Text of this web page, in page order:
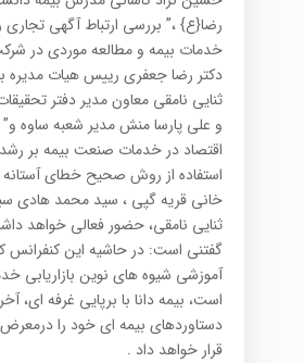
رضا{ع} ،” بررسی ارتباط آگهی
خدمات بیمه و مطالعه موردی در
دکتر رضا جعفری رییس هیات مدیره
ثنایی نامقی معاون مدیر دفتر
و علی پارسا منش مدیر شعبه ساوه و”
اقتصاد در خدمات صنعت بیمه بر رشد
استفاده از روش صحیح خطای
خانی قریه گپی ، سید محمد هادی
ثنایی نامقی، حضور فعالی خواهد
گفتنی است: در حاشیه این کنفرانس که
آموزشی شیوه های نوین بازاریابی
است، بیمه دانا با برپایی غرفه ای،
دستاوردهای بیمه ای خود را درمعرض
قرار خواهد داد .